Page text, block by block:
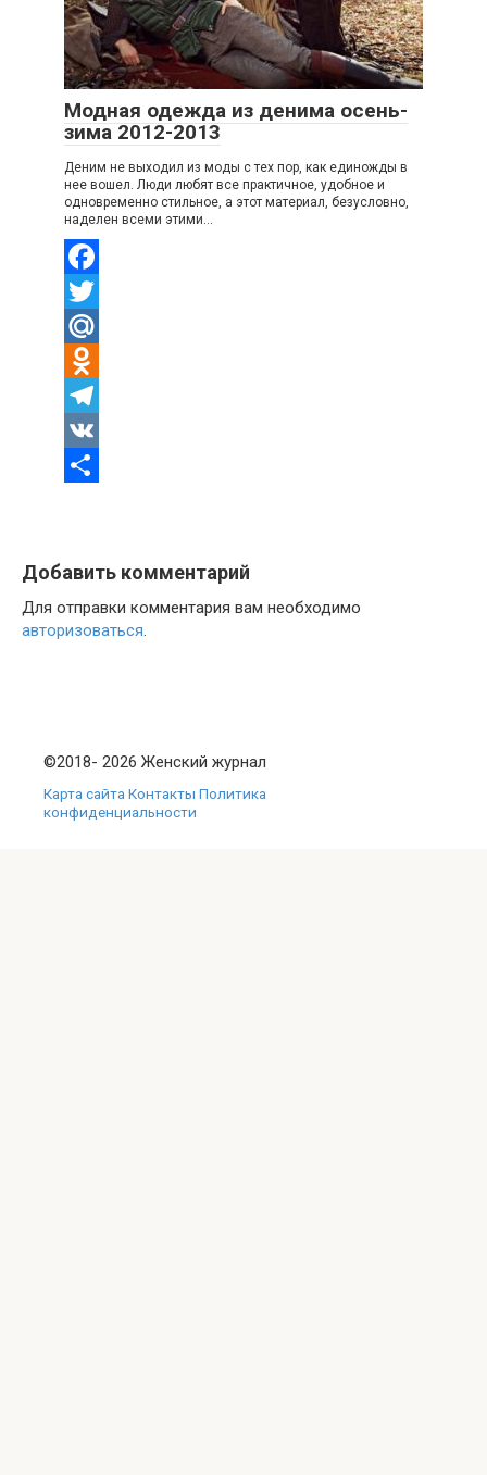
Модная одежда из денима осень-
зима 2012-2013
Деним не выходил из моды с тех пор, как единожды в
нее вошел. Люди любят все практичное, удобное и
одновременно стильное, а этот материал, безусловно,
наделен всеми этими…
Facebook
Twitter
Mail.Ru
Odnoklassniki
Telegram
VK
Добавить комментарий
Для отправки комментария вам необходимо
авторизоваться.
©2018- 2026 Женский журнал
Карта сайта Контакты Политика
конфиденциальности